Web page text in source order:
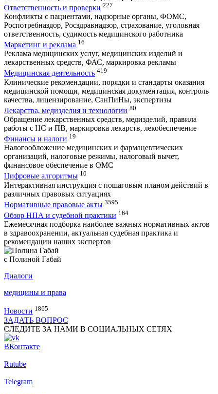
Ответственность и проверки 227
Конфликты с пациентами, надзорные органы, ФОМС,
Роспотребназдор, Росздравнадзор, страхование, уголовная
ответственность, судимость медицинского работника
Маркетинг и реклама 16
Реклама медицинских услуг, медицинских изделий и
лекарственных средств, ФАС, маркировка рекламы
Медицинская деятельность 419
Клинические рекомендации, порядки и стандарты оказания
медицинской помощи, медицинская документация, контроль
качества, лицензирование, СанПиНы, экспертизы
Лекарства, медизделия и технологии 80
Обращение лекарственных средств, медизделий, правила
работы с НС и ПВ, маркировка лекарств, лекобеспечение
Финансы и налоги 19
Налогообложение медицинских и фармацевтических
организаций, налоговые режимы, налоговый вычет,
финансовое обеспечение в ОМС
Цифровые алгоритмы 10
Интерактивная инструкция с пошаговым планом действий в
различных правовых ситуациях
Нормативные правовые акты 3595
Обзор НПА и судебной практики 164
Ежемесячная подборка наиболее важных нормативных актов
в здравоохранении, актуальная судебная практика и
рекомендации наших экспертов
с Полиной Габай
Диалоги
медицины и права
Новости 1865
ЗАДАТЬ ВОПРОС
СЛЕДИТЕ ЗА НАМИ В СОЦИАЛЬНЫХ СЕТЯХ
ВКонтакте
Rutube
Telegram